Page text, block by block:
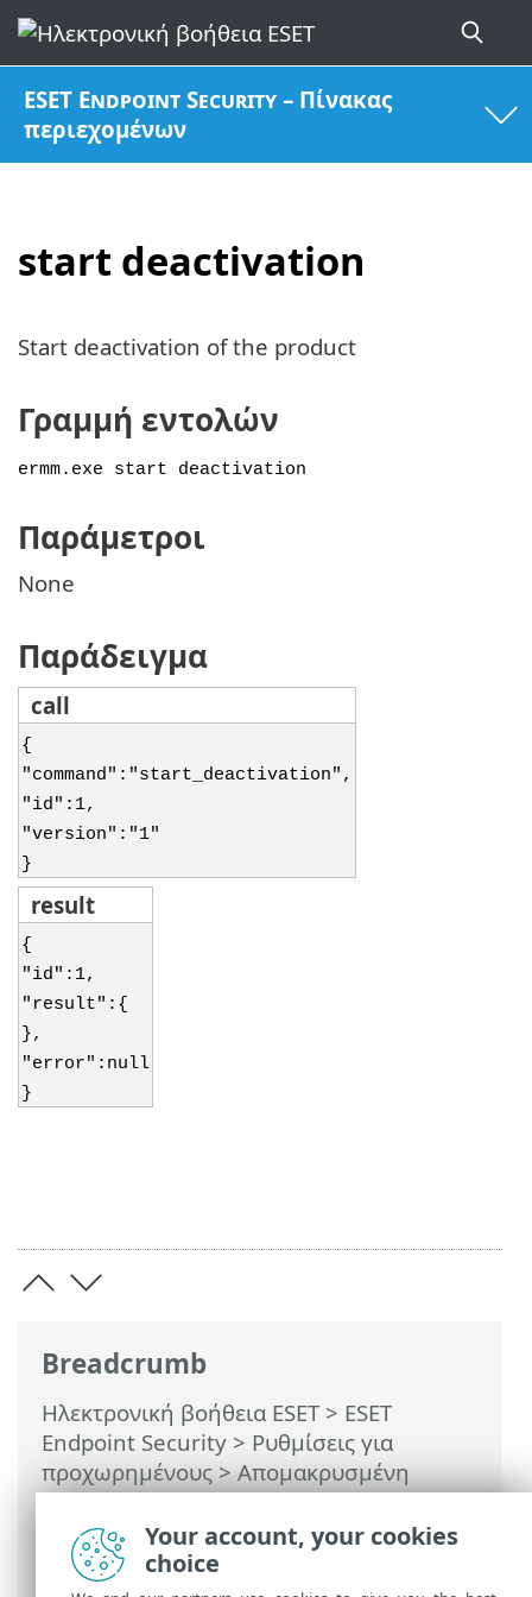
ESET Endpoint Security – Πίνακας
περιεχομένων
start deactivation
Breadcrumb
Ηλεκτρονική βοήθεια ESET> ESET
Endpoint Security > Ρυθμίσεις για
προχωρημένους>Απομακρυσμένη
παρακολούθηση και διαχείριση>Λίστα
εντολών ERMM JSON> έναρξη
απενεργοποίησης
Start deactivation of the product
Γραμμή εντολών
ermm.exe start deactivation
Παράμετροι
None
Παράδειγμα
call
{
"command":"start_deactivation",
"id":1,
"version":"1"
}
result
{
"id":1,
"result":{
},
"error":null
}
Your account, your cookies
choice